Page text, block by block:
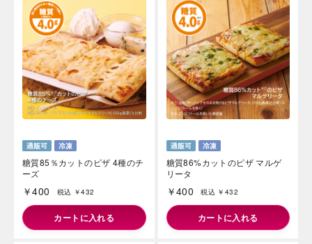
糖質85％カットのピザ 4種のチ
ーズ
￥400 税込 ￥432
カートに入れる
糖質86%カットのピザ マルゲ
リータ
￥400 税込 ￥432
カートに入れる